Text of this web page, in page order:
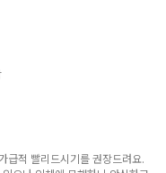
급적 빨리드시기를 권장드려요.